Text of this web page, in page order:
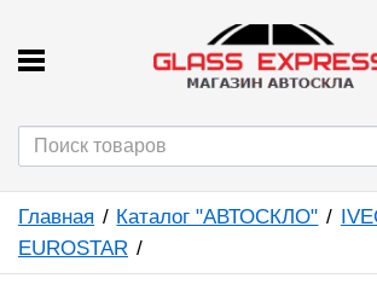
Главная Каталог "АВТОСКЛО"
EUROSTAR